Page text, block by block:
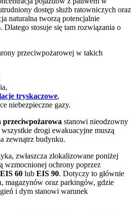
dostęp służb ratowniczych oraz
naturalna tworzą potencjalnie
Dlatego stosuje się tam rozwiązania o
przeciwpożarowej w takich
tryskaczowe,
niebezpieczne gazy.
przeciwpożarowa stanowi nieodzowny
wszystkie drogi ewakuacyjne muszą
zewnątrz budynku.
zwłaszcza zlokalizowane poniżej
wzmocnionej ochrony poprzez
EIS 60 lub EIS 90. Dotyczy to głównie
magazynów oraz parkingów, gdzie
i dym stanowi warunek